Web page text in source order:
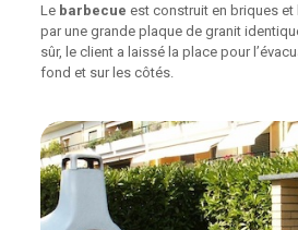
Le barbecue est construit en briques et
par une grande plaque de granit
sûr, le client a laissé la place pour
fond et sur les côtés.